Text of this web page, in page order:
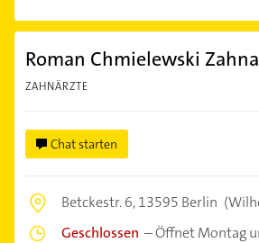
Roman Chmielewski
ZAHNÄRZTE
Chat starten
Betckestr. 6,13595 Berlin
Geschlossen –Öffnet Montag